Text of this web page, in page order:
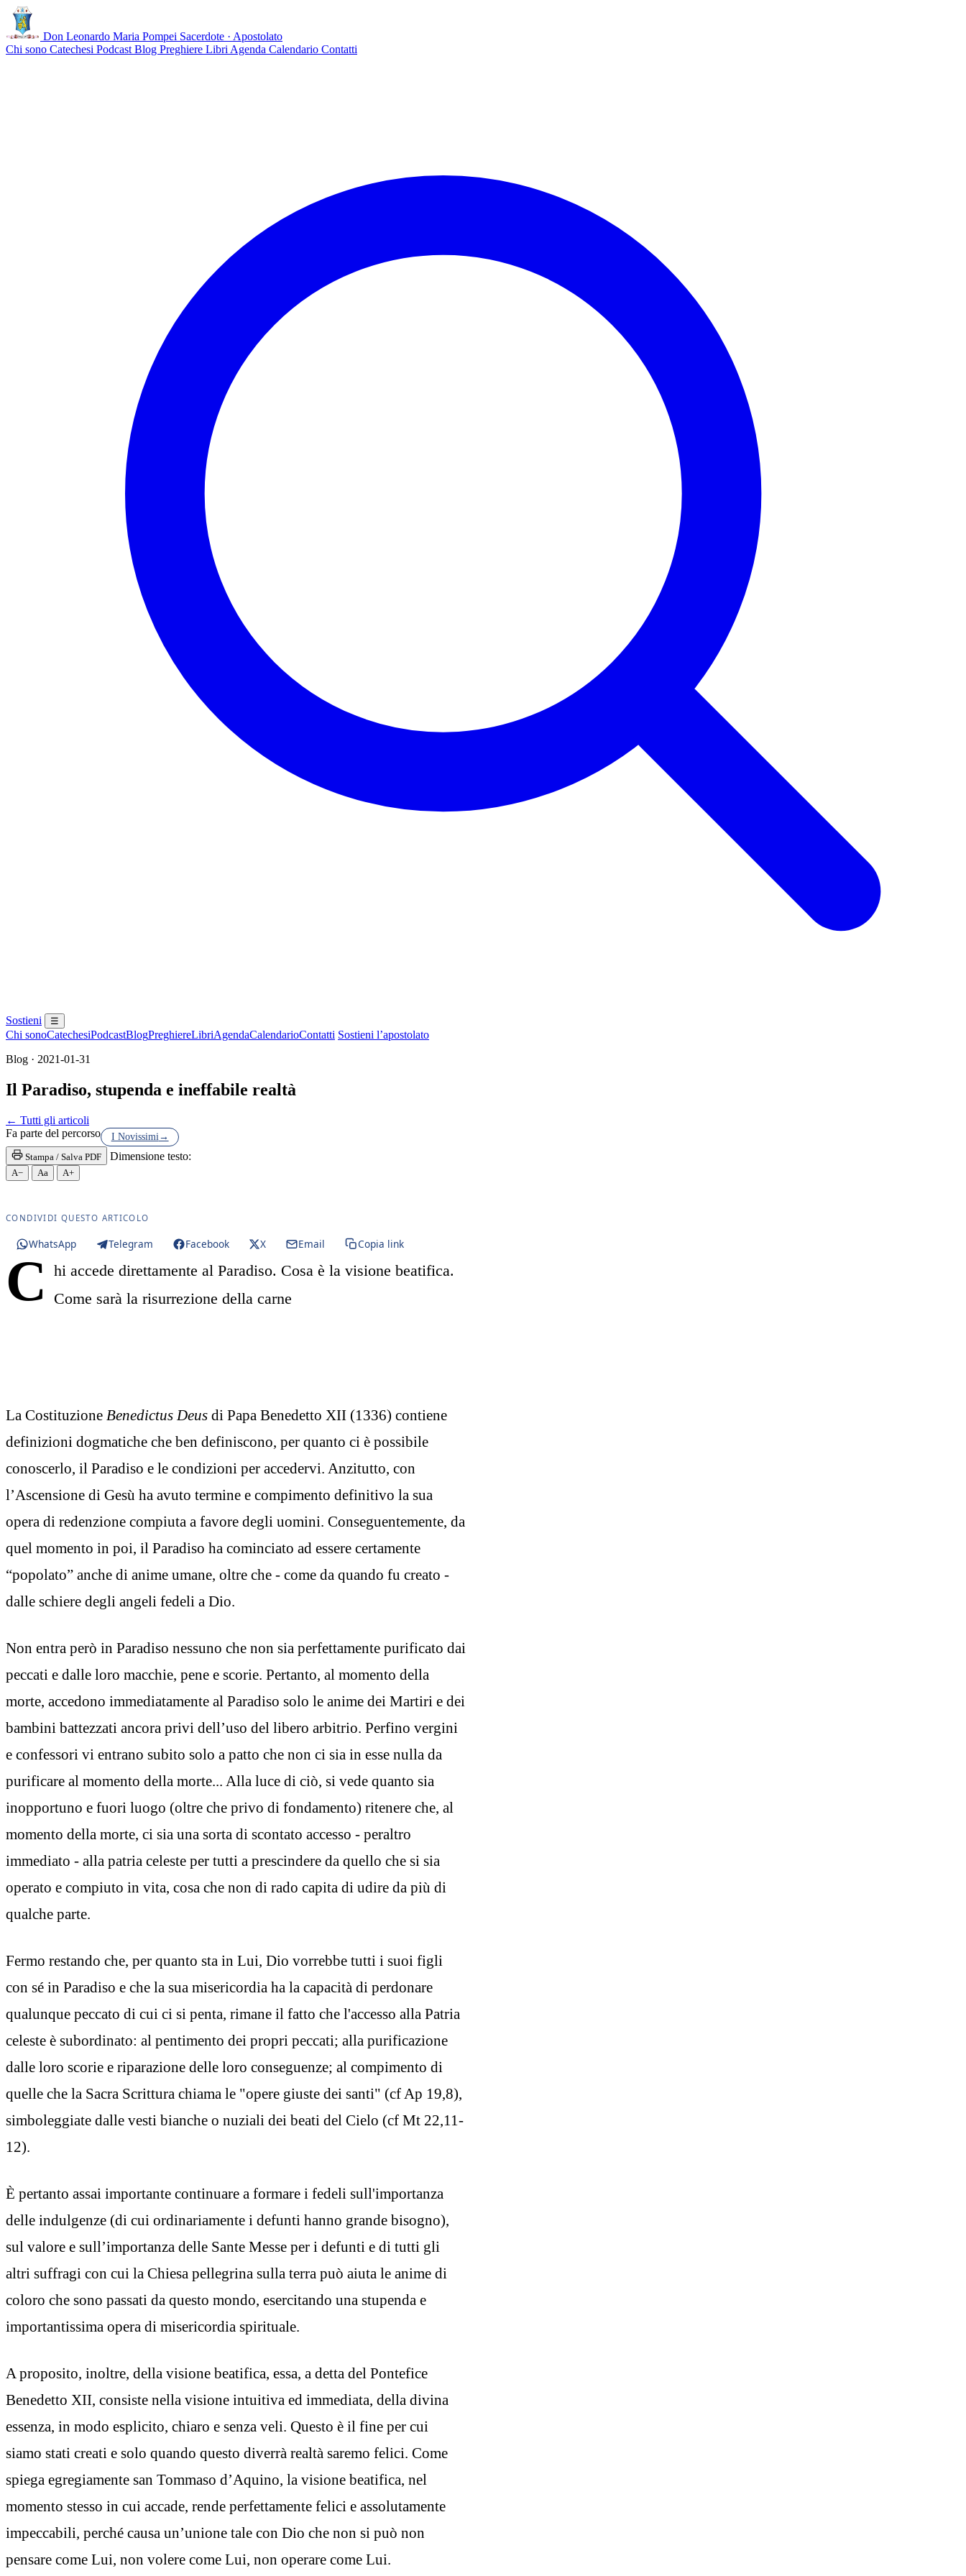
Don Leonardo Maria Pompei Sacerdote · Apostolato
Chi sono Catechesi Podcast Blog Preghiere Libri Agenda Calendario Contatti
Sostieni ☰
Chi sonoCatechesiPodcastBlogPreghiereLibriAgendaCalendarioContatti Sostieni l’apostolato
Blog · 2021-01-31
Il Paradiso, stupenda e ineffabile realtà
← Tutti gli articoli
Fa parte del percorso
I Novissimi →
Stampa / Salva PDF
Dimensione testo:
A− Aa A+
CONDIVIDI QUESTO ARTICOLO
WhatsApp Telegram Facebook X Email Copia link
C
hi accede direttamente al Paradiso. Cosa è la visione beatifica.
Come sarà la risurrezione della carne
La Costituzione Benedictus Deus di Papa Benedetto XII (1336) contiene
definizioni dogmatiche che ben definiscono, per quanto ci è possibile
conoscerlo, il Paradiso e le condizioni per accedervi. Anzitutto, con
l’Ascensione di Gesù ha avuto termine e compimento definitivo la sua
opera di redenzione compiuta a favore degli uomini. Conseguentemente, da
quel momento in poi, il Paradiso ha cominciato ad essere certamente
“popolato” anche di anime umane, oltre che - come da quando fu creato -
dalle schiere degli angeli fedeli a Dio.
Non entra però in Paradiso nessuno che non sia perfettamente purificato dai
peccati e dalle loro macchie, pene e scorie. Pertanto, al momento della
morte, accedono immediatamente al Paradiso solo le anime dei Martiri e dei
bambini battezzati ancora privi dell’uso del libero arbitrio. Perfino vergini
e confessori vi entrano subito solo a patto che non ci sia in esse nulla da
purificare al momento della morte... Alla luce di ciò, si vede quanto sia
inopportuno e fuori luogo (oltre che privo di fondamento) ritenere che, al
momento della morte, ci sia una sorta di scontato accesso - peraltro
immediato - alla patria celeste per tutti a prescindere da quello che si sia
operato e compiuto in vita, cosa che non di rado capita di udire da più di
qualche parte.
Fermo restando che, per quanto sta in Lui, Dio vorrebbe tutti i suoi figli
con sé in Paradiso e che la sua misericordia ha la capacità di perdonare
qualunque peccato di cui ci si penta, rimane il fatto che l'accesso alla Patria
celeste è subordinato: al pentimento dei propri peccati; alla purificazione
dalle loro scorie e riparazione delle loro conseguenze; al compimento di
quelle che la Sacra Scrittura chiama le "opere giuste dei santi" (cf Ap 19,8),
simboleggiate dalle vesti bianche o nuziali dei beati del Cielo (cf Mt 22,11-
12).
È pertanto assai importante continuare a formare i fedeli sull'importanza
delle indulgenze (di cui ordinariamente i defunti hanno grande bisogno),
sul valore e sull’importanza delle Sante Messe per i defunti e di tutti gli
altri suffragi con cui la Chiesa pellegrina sulla terra può aiuta le anime di
coloro che sono passati da questo mondo, esercitando una stupenda e
importantissima opera di misericordia spirituale.
A proposito, inoltre, della visione beatifica, essa, a detta del Pontefice
Benedetto XII, consiste nella visione intuitiva ed immediata, della divina
essenza, in modo esplicito, chiaro e senza veli. Questo è il fine per cui
siamo stati creati e solo quando questo diverrà realtà saremo felici. Come
spiega egregiamente san Tommaso d’Aquino, la visione beatifica, nel
momento stesso in cui accade, rende perfettamente felici e assolutamente
impeccabili, perché causa un’unione tale con Dio che non si può non
pensare come Lui, non volere come Lui, non operare come Lui.